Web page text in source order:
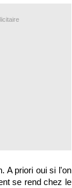
A priori oui si l'on
se rend chez le